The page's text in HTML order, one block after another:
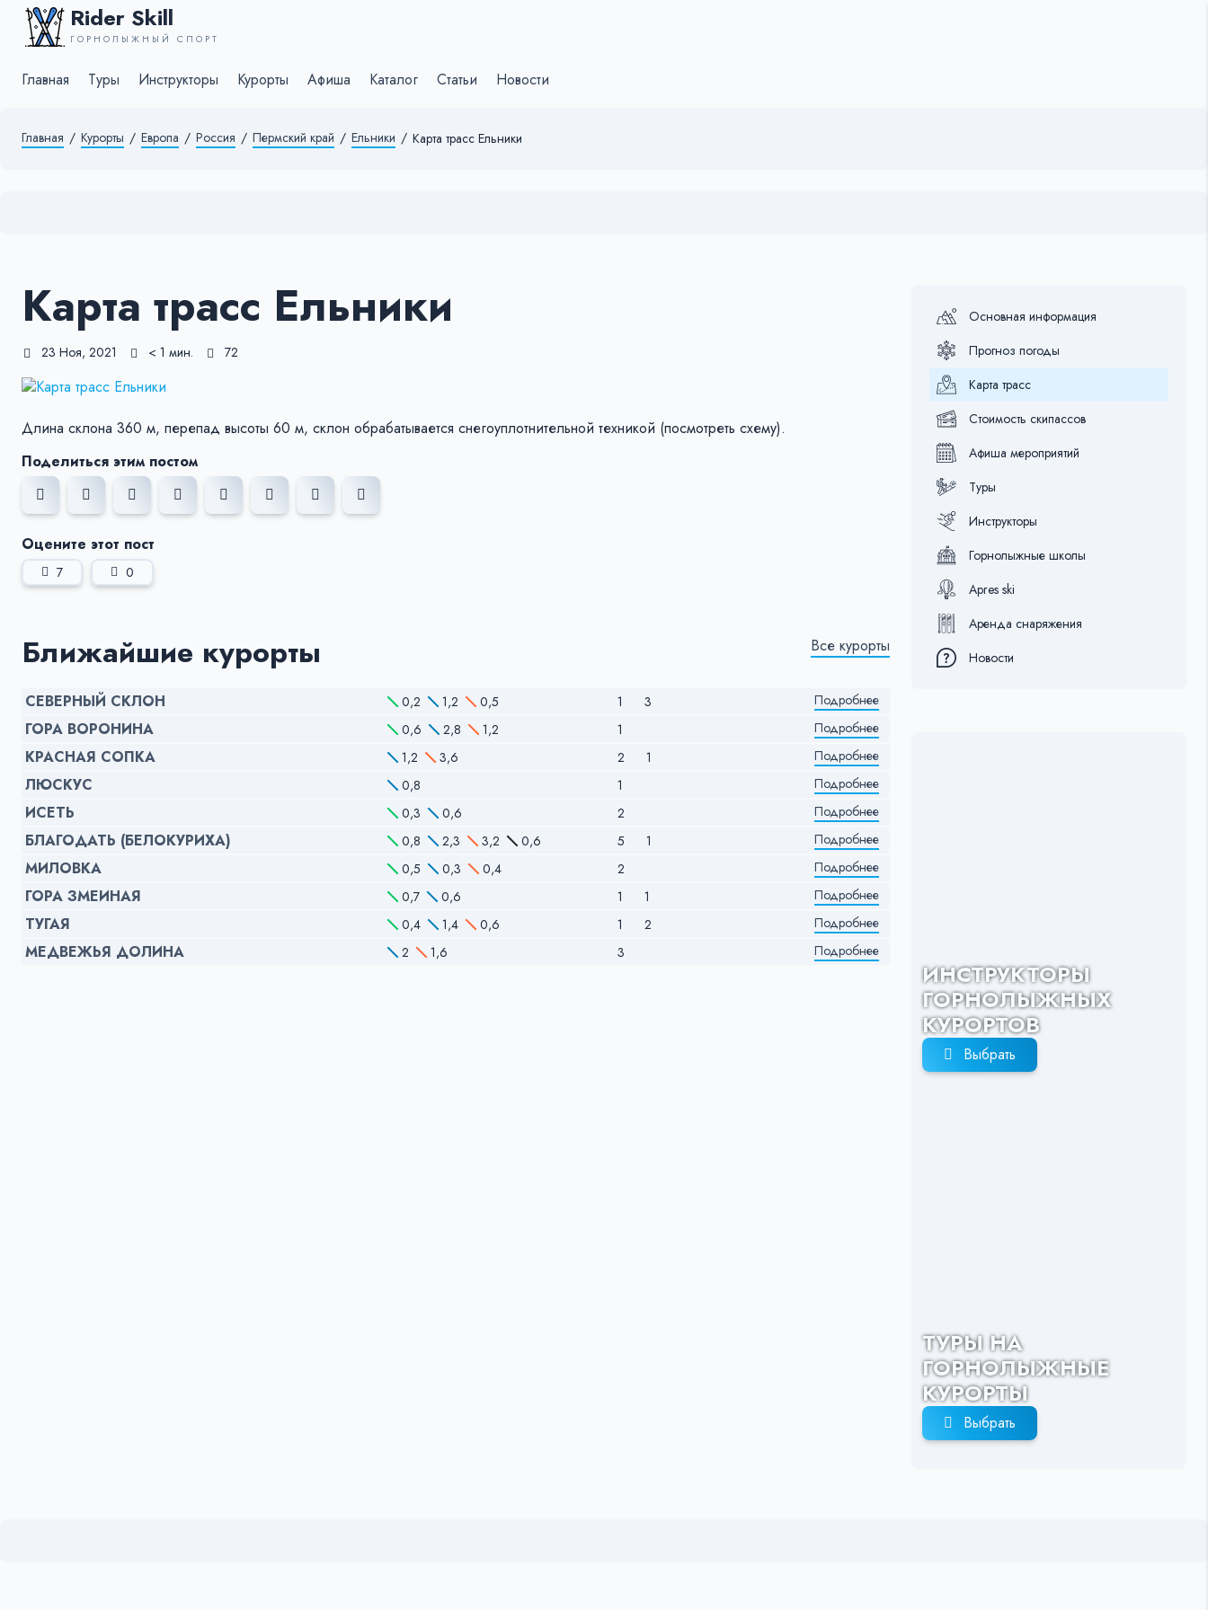
Rider Skill
ГОРНОЛЫЖНЫЙ СПОРТ
Главная Туры Инструкторы Курорты Афиша Каталог Статьи Новости
Главная / Курорты / Европа / Россия / Пермский край / Ельники / Карта трасс Ельники
Карта трасс Ельники
23 Ноя, 2021 < 1 мин. 72
Длина склона 360 м, перепад высоты 60 м, склон обрабатывается снегоуплотнительной техникой (посмотреть схему).
Поделиться этим постом
Оцените этот пост
7 0
Ближайшие курорты Все курорты
СЕВЕРНЫЙ СКЛОН 0,2 1,2 0,5 1 3 Подробнее
ГОРА ВОРОНИНА 0,6 2,8 1,2 1 Подробнее
КРАСНАЯ СОПКА 1,2 3,6 2 1 Подробнее
ЛЮСКУС 0,8 1 Подробнее
ИСЕТЬ 0,3 0,6 2 Подробнее
БЛАГОДАТЬ (БЕЛОКУРИХА) 0,8 2,3 3,2 0,6 5 1 Подробнее
МИЛОВКА 0,5 0,3 0,4 2 Подробнее
ГОРА ЗМЕИНАЯ 0,7 0,6 1 1 Подробнее
ТУГАЯ 0,4 1,4 0,6 1 2 Подробнее
МЕДВЕЖЬЯ ДОЛИНА 2 1,6 3 Подробнее
Основная информация
Прогноз погоды
Карта трасс
Стоимость скипассов
Афиша мероприятий
Туры
Инструкторы
Горнолыжные школы
Apres ski
Аренда снаряжения
Новости
ИНСТРУКТОРЫ
ГОРНОЛЫЖНЫХ
КУРОРТОВ
Выбрать
ТУРЫ НА
ГОРНОЛЫЖНЫЕ
КУРОРТЫ
Выбрать